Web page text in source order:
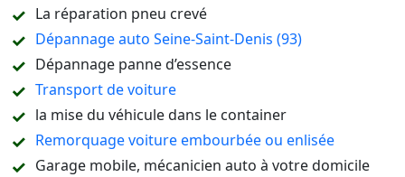
La réparation pneu crevé
Dépannage auto Seine-Saint-Denis (93)
Dépannage panne d’essence
Transport de voiture
la mise du véhicule dans le container
Remorquage voiture embourbée ou enlisée
Garage mobile, mécanicien auto à votre domicile